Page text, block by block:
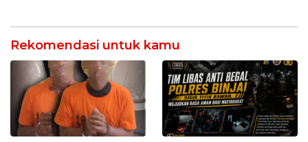
Rekomendasi untuk kamu